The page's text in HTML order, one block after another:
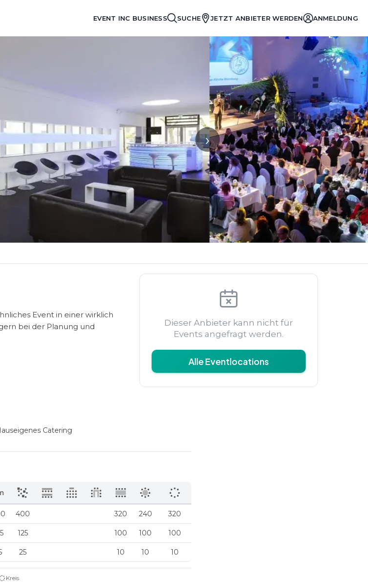
EVENT INC BUSINESS SUCHE JETZT ANBIETER WERDEN ANMELDUNG
›
Event in einer wirklich
bei der Planung und
Dieser Anbieter kann nicht für
Events angefragt werden.
Alle Eventlocations
Catering
400 320 240 320
125 100 100 100
25 10 10 10
Kreis